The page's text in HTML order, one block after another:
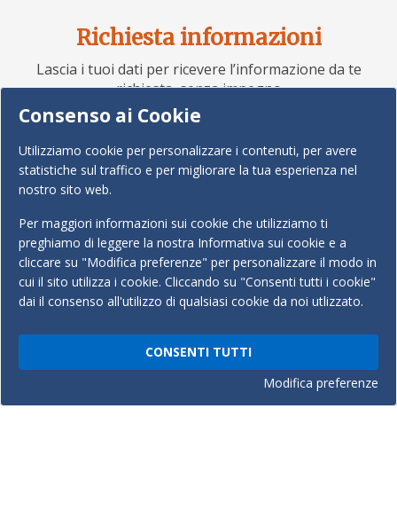
Richiesta informazioni
Lascia i tuoi dati per ricevere l’informazione da te
richiesta, senza impegno
Nome
Telefono
Consenso ai Cookie
Utilizziamo cookie per personalizzare i contenuti, per avere
statistiche sul traffico e per migliorare la tua esperienza nel
nostro sito web.
Per maggiori informazioni sui cookie che utilizziamo ti
preghiamo di leggere la nostra Informativa sui cookie e a
cliccare su "Modifica preferenze" per personalizzare il modo in
cui il sito utilizza i cookie. Cliccando su "Consenti tutti i cookie"
dai il consenso all'utilizzo di qualsiasi cookie da noi utlizzato.
CONSENTI TUTTI
Modifica preferenze